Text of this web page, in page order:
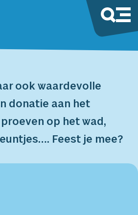
ook waardevolle
donatie aan het
op het wad,
Feest je mee?